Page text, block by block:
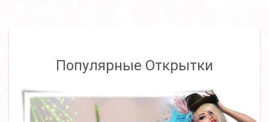
Популярные Открытки